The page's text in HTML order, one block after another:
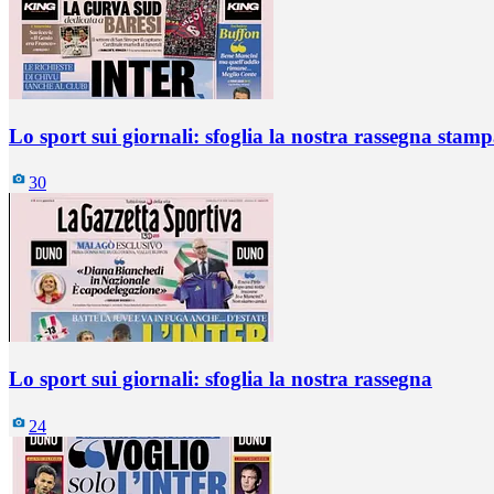
Lo sport sui giornali: sfoglia la nostra rassegna
30
Lo sport sui giornali: sfoglia la nostra rassegna
24